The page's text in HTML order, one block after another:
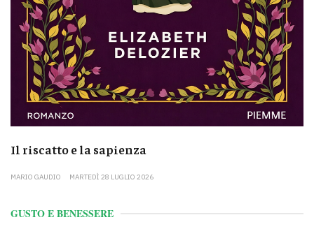
Il riscatto e la sapienza
MARIO GAUDIO MARTEDÌ 28 LUGLIO 2026
GUSTO E BENESSERE